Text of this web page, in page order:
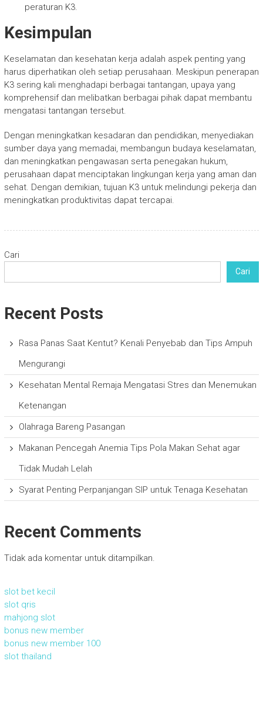
peraturan K3.
Kesimpulan
Keselamatan dan kesehatan kerja adalah aspek penting yang
harus diperhatikan oleh setiap perusahaan. Meskipun penerapan
K3 sering kali menghadapi berbagai tantangan, upaya yang
komprehensif dan melibatkan berbagai pihak dapat membantu
mengatasi tantangan tersebut.
Dengan meningkatkan kesadaran dan pendidikan, menyediakan
sumber daya yang memadai, membangun budaya keselamatan,
dan meningkatkan pengawasan serta penegakan hukum,
perusahaan dapat menciptakan lingkungan kerja yang aman dan
sehat. Dengan demikian, tujuan K3 untuk melindungi pekerja dan
meningkatkan produktivitas dapat tercapai.
Cari
Cari
Recent Posts
Rasa Panas Saat Kentut? Kenali Penyebab dan Tips Ampuh
Mengurangi
Kesehatan Mental Remaja Mengatasi Stres dan Menemukan
Ketenangan
Olahraga Bareng Pasangan
Makanan Pencegah Anemia Tips Pola Makan Sehat agar
Tidak Mudah Lelah
Syarat Penting Perpanjangan SIP untuk Tenaga Kesehatan
Recent Comments
Tidak ada komentar untuk ditampilkan.
slot bet kecil
slot qris
mahjong slot
bonus new member
bonus new member 100
slot thailand